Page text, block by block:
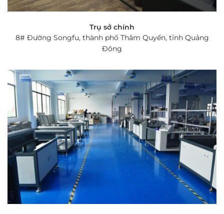
Trụ sở chính
8# Đường Songfu, thành phố Thâm Quyến, tỉnh Quảng
Đông